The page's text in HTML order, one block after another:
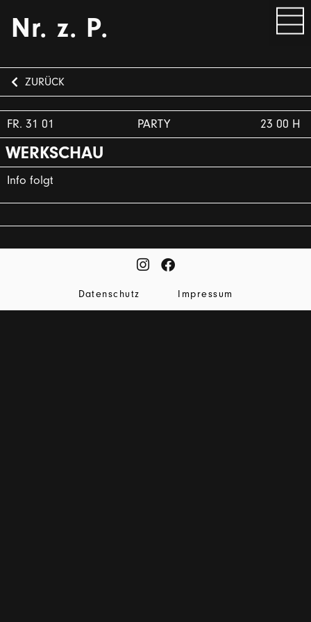
Nr. z. P.
ZURÜCK
FR. 31 01 PARTY 23 00 H
WERKSCHAU
Info folgt
Datenschutz Impressum